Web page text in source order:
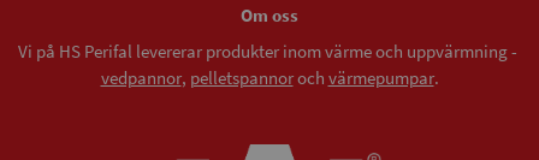
Om oss
Vi på HS Perifal levererar produkter inom värme och uppvärmning -
vedpannor, pelletspannoroch värmepumpar.